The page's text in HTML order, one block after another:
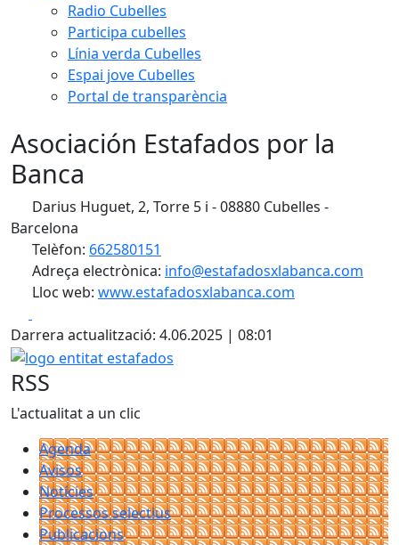
Radio Cubelles
Participa cubelles
Línia verda Cubelles
Espai jove Cubelles
Portal de transparència
Asociación Estafados por la
Banca
Darius Huguet, 2, Torre 5 i - 08880 Cubelles -
Barcelona
Telèfon: 662580151
Adreça electrònica: info@estafadosxlabanca.com
Lloc web: www.estafadosxlabanca.com
Darrera actualització: 4.06.2025 | 08:01
logo entitat estafados
RSS
L'actualitat a un clic
Agenda
Avisos
Notícies
Processos selectius
Publicacions